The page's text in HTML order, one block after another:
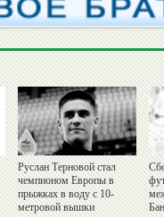
Руслан Терновой стал
чемпионом Европы в
прыжках в воду с 10-
метровой вышки